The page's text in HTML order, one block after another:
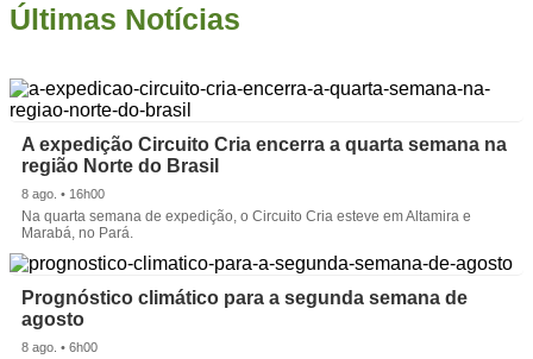
Últimas Notícias
A expedição Circuito Cria encerra a quarta semana na
região Norte do Brasil
8 ago. • 16h00
Na quarta semana de expedição, o Circuito Cria esteve em Altamira e
Marabá, no Pará.
Prognóstico climático para a segunda semana de
agosto
8 ago. • 6h00